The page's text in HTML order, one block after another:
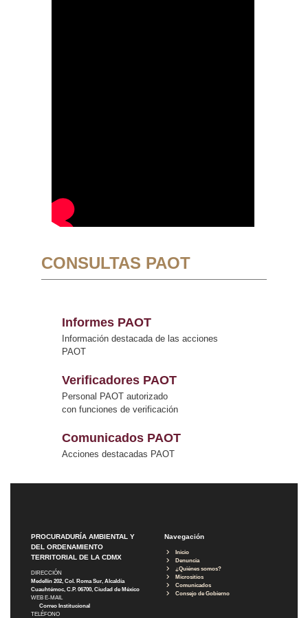
CONSULTAS PAOT
Informes PAOT
Información destacada de las acciones
PAOT
Verificadores PAOT
Personal PAOT autorizado
con funciones de verificación
Comunicados PAOT
Acciones destacadas PAOT
PROCURADURÍA AMBIENTAL Y
DEL ORDENAMIENTO
TERRITORIAL DE LA CDMX
DIRECCIÓN
Medellín 202, Col. Roma Sur, Alcaldía
Cuauhtémoc, C.P. 06700, Ciudad de México
WEB E-MAIL
Correo Institucional
TELÉFONO
Navegación
Inicio
Denuncia
¿Quiénes somos?
Micrositios
Comunicados
Consejo de Gobierno